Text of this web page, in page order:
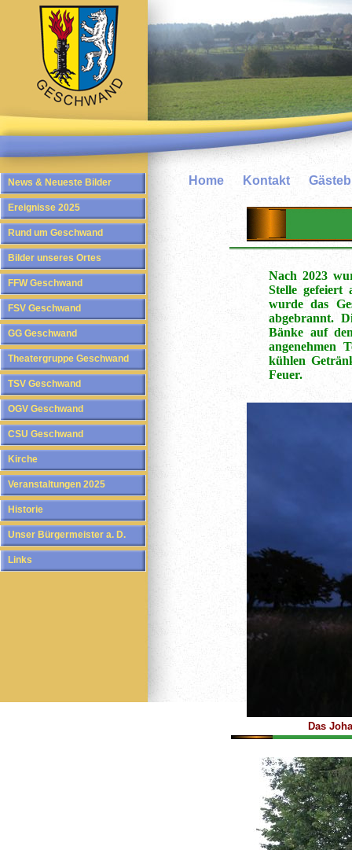
News & Neueste Bilder
Ereignisse 2025
Rund um Geschwand
Bilder unseres Ortes
FFW Geschwand
FSV Geschwand
GG Geschwand
Theatergruppe Geschwand
TSV Geschwand
OGV Geschwand
CSU Geschwand
Kirche
Veranstaltungen 2025
Historie
Unser Bürgermeister a. D.
Links
Home Kontakt
Nach 2023
Stelle
wurde das
abgebrannt.
Bänke auf
angenehmen
kühlen
Feuer.
Das